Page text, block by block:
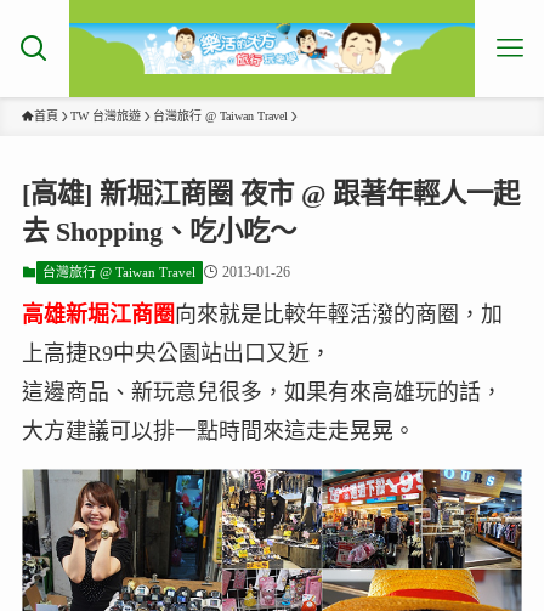
首頁 TW 台灣旅遊 台灣旅行 @ Taiwan Travel
[高雄] 新堀江商圈 夜市 @ 跟著年輕人一起
去 Shopping、吃小吃～
台灣旅行 @ Taiwan Travel 2013-01-26
高雄新堀江商圈向來就是比較年輕活潑的商圈，加
上高捷R9中央公園站出口又近，
這邊商品、新玩意兒很多，如果有來高雄玩的話，
大方建議可以排一點時間來這走走晃晃。